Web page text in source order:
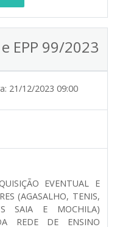
EPP 99/2023
21/12/2023 09:00
EVENTUAL E
(AGASALHO, TENIS,
SAIA E MOCHILA)
REDE DE ENSINO